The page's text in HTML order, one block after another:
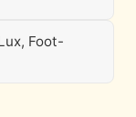
Foot-